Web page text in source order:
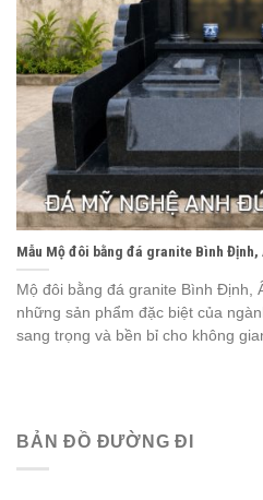
Mẫu Mộ đôi bằng đá granite Bình Định,
Mộ đôi bằng đá granite Bình Định,
những sản phẩm đặc biệt của
sang trọng và bền bỉ cho không
BẢN ĐỒ ĐƯỜNG ĐI